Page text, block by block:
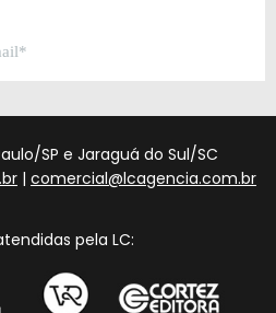
SP e Jaraguá do Sul/SC
| comercial@lcagencia.com.br
pela LC: